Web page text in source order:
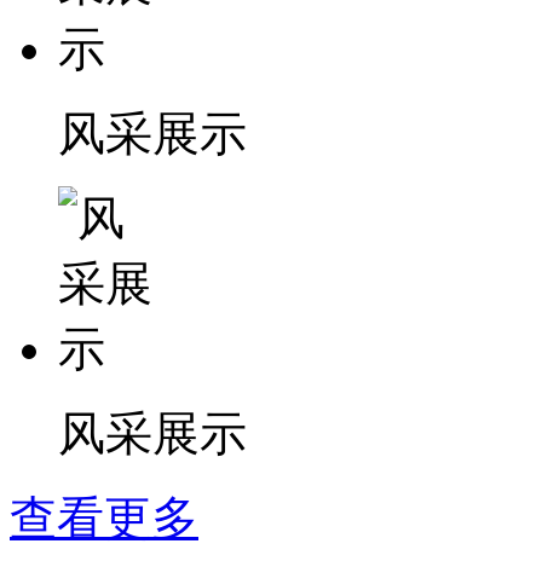
风采展示
风采展示
查看更多